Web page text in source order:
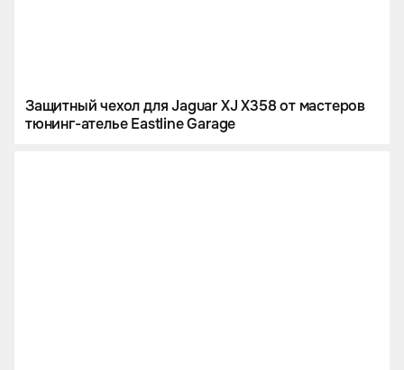
Защитный чехол для Jaguar XJ X358 от мастеров
тюнинг-ателье Eastline Garage